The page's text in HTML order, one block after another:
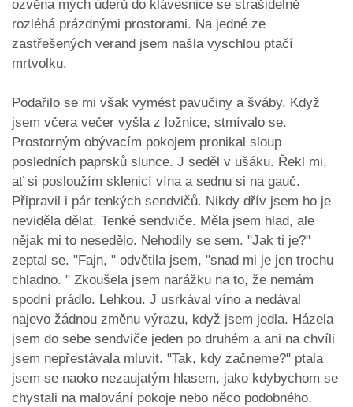
ozvěna mých úderů do klávesnice se strašidelně
rozléhá prázdnými prostorami. Na jedné ze
zastřešených verand jsem našla vyschlou ptačí
mrtvolku.
Podařilo se mi však vymést pavučiny a šváby. Když
jsem včera večer vyšla z ložnice, stmívalo se.
Prostorným obývacím pokojem pronikal sloup
posledních paprsků slunce. J seděl v ušáku. Řekl mi,
ať si posloužím sklenicí vína a sednu si na gauč.
Připravil i pár tenkých sendvičů. Nikdy dřív jsem ho je
neviděla dělat. Tenké sendviče. Měla jsem hlad, ale
nějak mi to nesedělo. Nehodily se sem. "Jak ti je?"
zeptal se. "Fajn, " odvětila jsem, "snad mi je jen trochu
chladno. " Zkoušela jsem narážku na to, že nemám
spodní prádlo. Lehkou. J usrkával víno a nedával
najevo žádnou změnu výrazu, když jsem jedla. Házela
jsem do sebe sendviče jeden po druhém a ani na chvíli
jsem nepřestávala mluvit. "Tak, kdy začneme?" ptala
jsem se naoko nezaujatým hlasem, jako kdybychom se
chystali na malování pokoje nebo něco podobného.